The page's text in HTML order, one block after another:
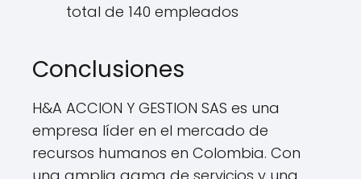
total de 140 empleados
Conclusiones
H&A ACCION Y GESTION SAS es una
empresa líder en el mercado de
recursos humanos en Colombia. Con